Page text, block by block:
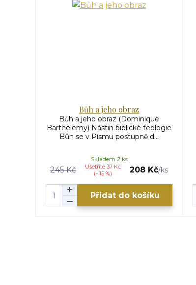
Bůh a jeho obraz
Bůh a jeho obraz (Dominique
Barthélemy) Nástin biblické teologie
Bůh se v Písmu postupně d...
245 Kč
Ušetříte 37 Kč
(- 15 %)
208 Kč/ks
Skladem 2 ks
Přidat do košíku